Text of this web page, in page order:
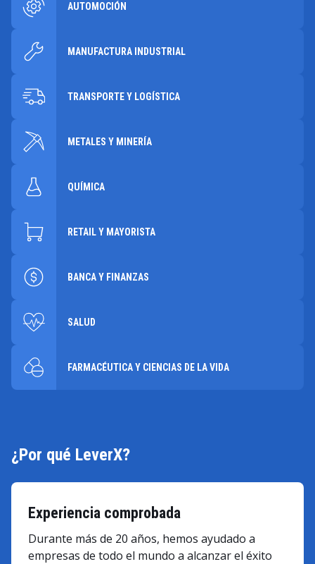
AUTOMOCIÓN
MANUFACTURA INDUSTRIAL
TRANSPORTE Y LOGÍSTICA
METALES Y MINERÍA
QUÍMICA
RETAIL Y MAYORISTA
BANCA Y FINANZAS
SALUD
FARMACÉUTICA Y CIENCIAS DE LA VIDA
¿Por qué LeverX?
Experiencia comprobada
Durante más de 20 años, hemos ayudado a
empresas de todo el mundo a alcanzar el éxito